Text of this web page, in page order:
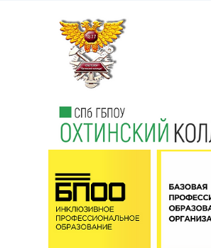
Звукорежиссура - 2 человека
Зубной техник - 2 человека
Информационная
человека
Исполнительское
1 человек
Ландшафтный дизайн - 2
Лозоплетение - 2 человека
Малярное дело - 1 человек
Массажист - 1 человек
человек
Мастер по изготовлению
человек
Медицинский и социальный